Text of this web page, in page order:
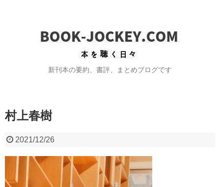
新刊本の要約、書評、まとめブログです
村上春樹
2021/12/26